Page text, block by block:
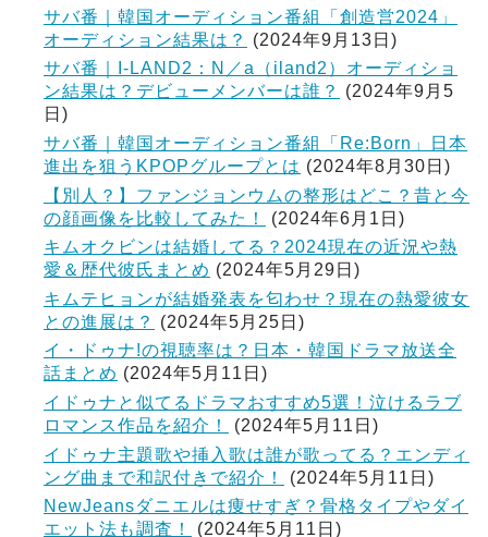
サバ番｜韓国オーディション番組「創造営2024」
オーディション結果は？
(2024年9月13日)
サバ番｜I-LAND2：N／a（iland2）オーディショ
ン結果は？デビューメンバーは誰？
(2024年9月5
日)
サバ番｜韓国オーディション番組「Re:Born」日本
進出を狙うKPOPグループとは (2024年8月30日)
【別人？】ファンジョンウムの整形はどこ？昔と今
の顔画像を比較してみた！
(2024年6月1日)
キムオクビンは結婚してる？2024現在の近況や熱
愛＆歴代彼氏まとめ (2024年5月29日)
キムテヒョンが結婚発表を匂わせ？現在の熱愛彼女
との進展は？
(2024年5月25日)
イ・ドゥナ!の視聴率は？日本・韓国ドラマ放送全
話まとめ (2024年5月11日)
イドゥナと似てるドラマおすすめ5選！泣けるラブ
ロマンス作品を紹介！
(2024年5月11日)
イドゥナ主題歌や挿入歌は誰が歌ってる？エンディ
ング曲まで和訳付きで紹介！
(2024年5月11日)
NewJeansダニエルは痩せすぎ？骨格タイプやダイ
エット法も調査！
(2024年5月11日)